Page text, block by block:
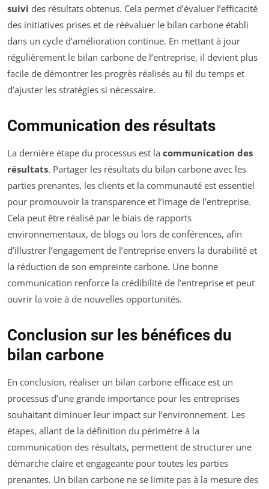
suivi des résultats obtenus. Cela permet d’évaluer l’efficacité
des initiatives prises et de réévaluer le bilan carbone établi
dans un cycle d’amélioration continue. En mettant à jour
régulièrement le bilan carbone de l’entreprise, il devient plus
facile de démontrer les progrès réalisés au fil du temps et
d’ajuster les stratégies si nécessaire.
Communication des résultats
La dernière étape du processus est la communication des
résultats. Partager les résultats du bilan carbone avec les
parties prenantes, les clients et la communauté est essentiel
pour promouvoir la transparence et l’image de l’entreprise.
Cela peut être réalisé par le biais de rapports
environnementaux, de blogs ou lors de conférences, afin
d’illustrer l’engagement de l’entreprise envers la durabilité et
la réduction de son empreinte carbone. Une bonne
communication renforce la crédibilité de l’entreprise et peut
ouvrir la voie à de nouvelles opportunités.
Conclusion sur les bénéfices du
bilan carbone
En conclusion, réaliser un bilan carbone efficace est un
processus d’une grande importance pour les entreprises
souhaitant diminuer leur impact sur l’environnement. Les
étapes, allant de la définition du périmètre à la
communication des résultats, permettent de structurer une
démarche claire et engageante pour toutes les parties
prenantes. Un bilan carbone ne se limite pas à la mesure des